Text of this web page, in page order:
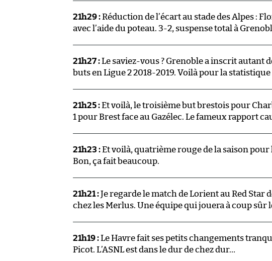
21h29 :Réduction de l’écart au stade des Alpes :
avec l’aide du poteau. 3-2, suspense total à
21h27 :Le saviez-vous ? Grenoble a inscrit autant
buts en Ligue 2 2018-2019. Voilà pour la
21h25 :Et voilà, le troisième but brestois pour
1 pour Brest face au Gazélec. Le fameux rapport
21h23 :Et voilà, quatrième rouge de la saison pour
Bon, ça fait beaucoup.
21h21 :Je regarde le match de Lorient au Red Star
chez les Merlus. Une équipe qui jouera à coup sûr
21h19 :Le Havre fait ses petits changements
Picot. L’ASNL est dans le dur de chez dur…